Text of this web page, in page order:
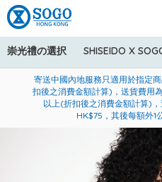
崇光禮の選択 SHISEIDO X
美國運通Explorer®信用卡會
購買一般貨品(冷凍食品除外
寄送中國內地服務只適用於指定
扣後之消費金額計算)，送貨費用
以上(折扣後之消費金額計算)
HK$75，其後每額外1